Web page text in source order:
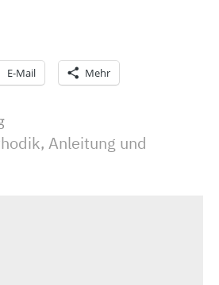
E-Mail Mehr
Anleitung und